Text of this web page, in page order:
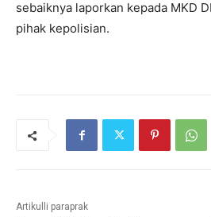
sebaiknya laporkan kepada MKD
pihak kepolisian.
Artikulli paraprak